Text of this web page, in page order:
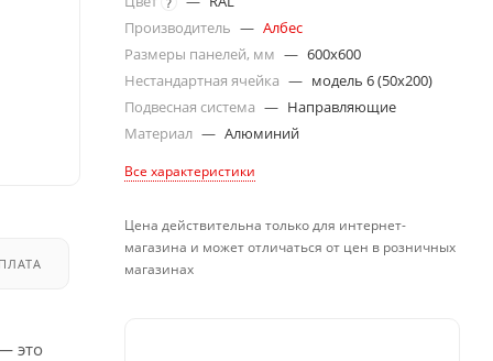
это
Производитель — Албес
Размеры панелей, мм — 600x600
Нестандартная ячейка — модель 6 (50х200)
Подвесная система — Направляющие
Материал — Алюминий
Все характеристики
Цена действительна только для интернет-
магазина и может отличаться от цен в розничных
магазинах